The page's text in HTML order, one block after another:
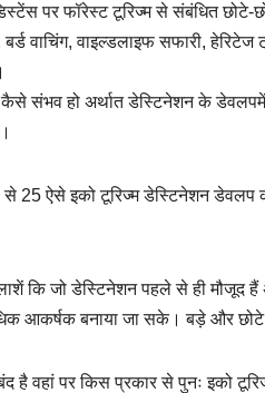
पर फॉरेस्ट टूरिज्म से संबंधित छोटे-
वाचिंग, वाइल्डलाइफ सफारी,
कैसे संभव हो अर्थात डेस्टिनेशन के
से 25 ऐसे इको टूरिज्म डेस्टिनेशन
कि जो डेस्टिनेशन पहले से ही
आकर्षक बनाया जा सके। बड़े और
है वहां पर किस प्रकार से पुनः इको